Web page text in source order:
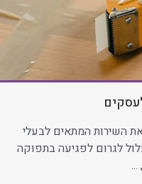
השירות המתאים לבעלי
לגרום לפגיעה בתפוקה